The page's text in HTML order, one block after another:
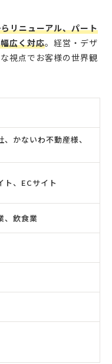
リニューアル、パート
広く対応。経営・デザ
視点でお客様の世界観
かないわ不動産様、
ト、ECサイト
、飲食業